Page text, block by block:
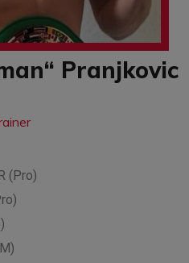
Pranjkovic
(Pro)